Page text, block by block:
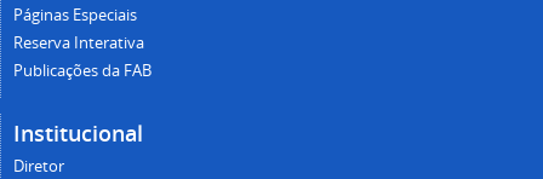
Páginas Especiais
Reserva Interativa
Publicações da FAB
Institucional
Diretor